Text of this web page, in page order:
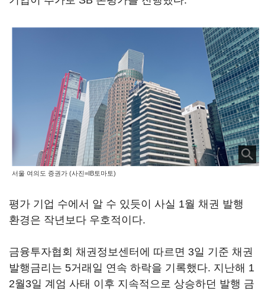
서울 여의도 증권가 (사진=IB토마토)
평가 기업 수에서 알 수 있듯이 사실 1월 채권 발행
환경은 작년보다 우호적이다.
금융투자협회 채권정보센터에 따르면 3일 기준 채권
발행금리는 5거래일 연속 하락을 기록했다. 지난해 1
2월3일 계엄 사태 이후 지속적으로 상승하던 발행 금